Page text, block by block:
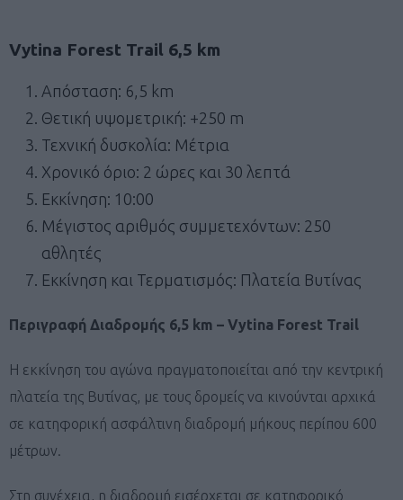
Vytina Forest Trail 6,5 km
Απόσταση: 6,5 km
Θετική υψομετρική: +250 m
Τεχνική δυσκολία: Μέτρια
Χρονικό όριο: 2 ώρες και 30 λεπτά
Εκκίνηση: 10:00
Μέγιστος αριθμός συμμετεχόντων: 250
αθλητές
Εκκίνηση και Τερματισμός: Πλατεία Βυτίνας
Περιγραφή Διαδρομής 6,5 km – Vytina Forest Trail
Η εκκίνηση του αγώνα πραγματοποιείται από την κεντρική
πλατεία της Βυτίνας, με τους δρομείς να κινούνται αρχικά
σε κατηφορική ασφάλτινη διαδρομή μήκους περίπου 600
μέτρων.
Στη συνέχεια, η διαδρομή εισέρχεται σε κατηφορικό